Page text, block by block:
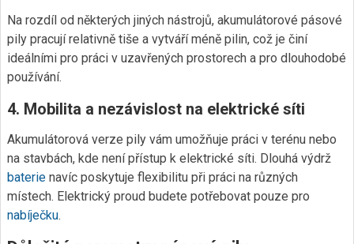
Na rozdíl od některých jiných nástrojů, akumulátorové pásové
pily pracují relativně tiše a vytváří méně pilin, což je činí
ideálními pro práci v uzavřených prostorech a pro dlouhodobé
používání.
4. Mobilita a nezávislost na elektrické síti
Akumulátorová verze pily vám umožňuje práci v terénu nebo
na stavbách, kde není přístup k elektrické síti. Dlouhá výdrž
baterie navíc poskytuje flexibilitu při práci na různých
místech. Elektrický proud budete potřebovat pouze pro
nabíječku.